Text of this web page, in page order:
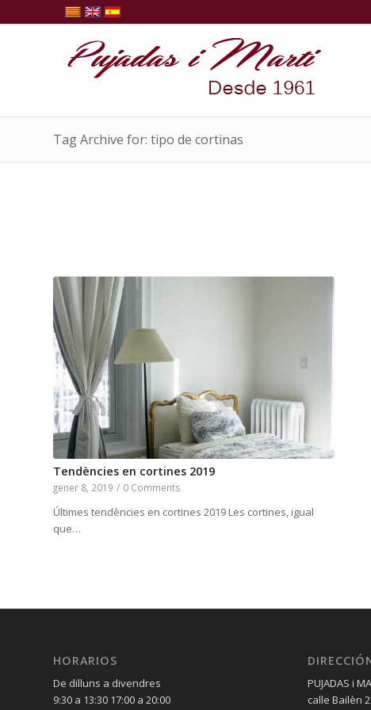
Tag Archive for: tipo de cortinas
Tendències en cortines 2019
gener 8, 2019 / 0 Comments
Últimes tendències en cortines 2019 Les cortines, igual
que…
HORARIOS
De dilluns a divendres
9:30 a 13:30 17:00 a 20:00
PUJADAS i
calle Bailèn